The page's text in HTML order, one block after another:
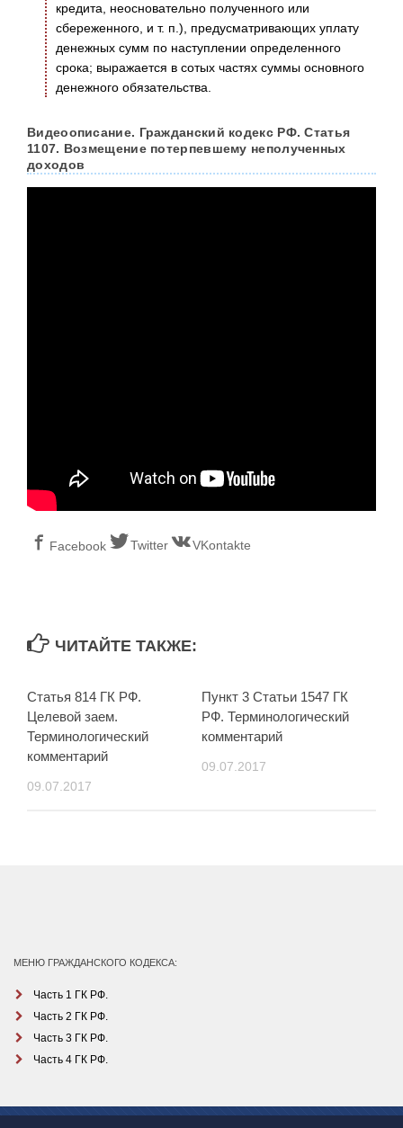
кредита, неосновательно полученного или
сбереженного, и т. п.), предусматривающих уплату
денежных сумм по наступлении определенного
срока; выражается в сотых частях суммы основного
денежного обязательства.
Видеоописание. Гражданский кодекс РФ. Статья
1107. Возмещение потерпевшему неполученных
доходов
Facebook Twitter VKontakte
ЧИТАЙТЕ ТАКЖЕ:
Статья 814 ГК РФ.
Целевой заем.
Терминологический
комментарий
09.07.2017
Пункт 3 Статьи 1547 ГК
РФ. Терминологический
комментарий
09.07.2017
МЕНЮ ГРАЖДАНСКОГО КОДЕКСА:
Часть 1 ГК РФ.
Часть 2 ГК РФ.
Часть 3 ГК РФ.
Часть 4 ГК РФ.